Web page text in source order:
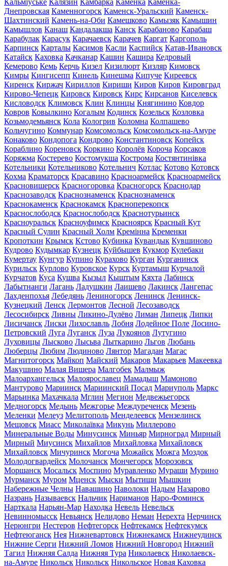
Кальміуське Калязин Камбарка Каменка Каменка-
Днепровская Каменногорск Каменск-Уральский Каменск-
Шахтинский Камень-на-Оби Камешково Камызяк Камышин
Камышлов Канаш Кандалакша Канск Карабаново Карабаш
Карабулак Карасук Карачаевск Карачев Каргат Каргополь
Карпинск Карталы Касимов Касли Каспийск Катав-Ивановск
Катайск Каховка Качканар Кашин Кашира Кедровый
Кемерово Кемь Керчь Кизел Кизилюрт Кизляр Кимовск
Кимры Кингисепп Кинель Кинешма Кипуче Киреевск
Киренск Киржач Кириллов Кириши Киров Киров Кировград
Кирово-Чепецк Кировск Кировск Кирс Кирсанов Киселевск
Кисловодск Климовск Клин Клинцы Княгинино Ковдор
Ковров Ковылкино Когалым Кодинск Козельск Козловка
Козьмодемьянск Кола Кологрив Коломна Колпашево
Кольчугино Коммунар Комсомольск Комсомольск-на-Амуре
Конаково Кондопога Кондрово Константиновск Копейск
Кораблино Кореновск Коркино Королёв Короча Корсаков
Коряжма Костерево Костомукша Кострома Костянтинівка
Котельники Котельниково Котельнич Котлас Котово Котовск
Кохма Краматорск Красавино Красноармейск Красноармейск
Красновишерск Красногоровка Красногорск Краснодар
Краснозаводск Краснознаменск Краснознаменск
Краснокаменск Краснокамск Красноперекопск
Краснослободск Краснослободск Краснотурьинск
Красноуральск Красноуфимск Красноярск Красный Кут
Красный Сулин Красный Холм Кремінна Кременки
Кропоткин Крымск Кстово Кубинка Кувандык Кувшиново
Кудрово Кудымкар Кузнецк Куйбышев Кукмор Кулебаки
Кумертау Кунгур Купино Курахово Курган Курганинск
Курильск Курлово Куровское Курск Куртамыш Курчалой
Курчатов Куса Кушва Кызыл Кыштым Кяхта Лабинск
Лабытнанги Лагань Ладушкин Лаишево Лакинск Лангепас
Лахденпохья Лебедянь Лениногорск Ленинск Ленинск-
Кузнецкий Ленск Лермонтов Лесной Лесозаводск
Лесосибирск Ливны Ликино-Дулёво Лиман Липецк Липки
Лисичанск Лиски Лихославль Лобня Лодейное Поле Лосино-
Петровский Луга Луганск Луза Лукоянов Лутугино
Луховицы Лысково Лысьва Лыткарино Льгов Любань
Люберцы Любим Людиново Лянтор Магадан Магас
Магнитогорск Майкоп Майский Макаров Макарьев Макеевка
Макушино Малая Вишера Малгобек Малмыж
Малоархангельск Малоярославец Мамадыш Мамоново
Мантурово Мариинск Мариинский Посад Мариуполь Маркс
Марьинка Махачкала Мглин Мегион Медвежьегорск
Медногорск Медынь Межгорье Междуреченск Мезень
Меленки Мелеуз Мелитополь Менделеевск Мензелинск
Мещовск Миасс Миколаївка Микунь Миллерово
Минеральные Воды Минусинск Миньяр Мирноград Мирный
Мирный Миусинск Михайлов Михайловка Михайловск
Михайловск Мичуринск Могоча Можайск Можга Моздок
Молодогвардейск Молочанск Мончегорск Морозовск
Моршанск Мосальск Моспино Муравленко Мураши Мурино
Мурманск Муром Мценск Мыски Мытищи Мышкин
Набережные Челны Навашино Наволоки Надым Назарово
Назрань Называевск Нальчик Нариманов Наро-Фоминск
Нарткала Нарьян-Мар Находка Невель Невельск
Невинномысск Невьянск Нелидово Неман Нерехта Нерчинск
Нерюнгри Нестеров Нефтегорск Нефтекамск Нефтекумск
Нефтеюганск Нея Нижневартовск Нижнекамск Нижнеудинск
Нижние Серги Нижний Ломов Нижний Новгород Нижний
Тагил Нижняя Салда Нижняя Тура Николаевск Николаевск-
на-Амуре Никольск Никольск Никольское Новая Каховка